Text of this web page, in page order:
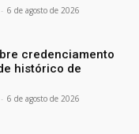
- 6 de agosto de 2026
credenciamento
histórico de
- 6 de agosto de 2026